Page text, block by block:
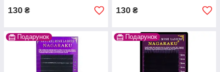
130 ₴ 130 ₴
Подарунок Подарунок